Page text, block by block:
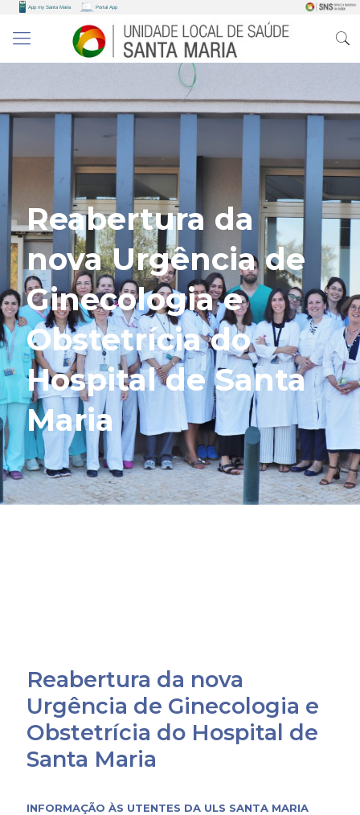
Reabertura da
nova Urgência de
Ginecologia e
Obstetrícia do
Hospital de Santa
Maria
Reabertura da nova
Urgência de Ginecologia e
Obstetrícia do Hospital de
Santa Maria
INFORMAÇÃO ÀS UTENTES DA ULS SANTA MARIA